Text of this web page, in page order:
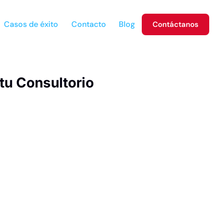
Casos de éxito Contacto Blog Contáctanos
Consultorio